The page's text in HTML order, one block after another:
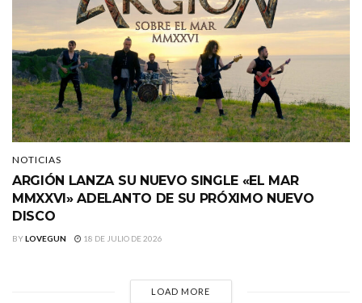
NOTICIAS
ARGIÓN LANZA SU NUEVO SINGLE «EL MAR
MMXXVI» ADELANTO DE SU PRÓXIMO NUEVO
DISCO
BYLOVEGUN 18 DE JULIO DE 2026
LOAD MORE